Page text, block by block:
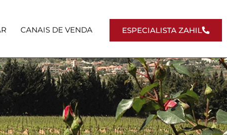
CANAIS DE VENDA ESPECIALISTA ZAHIL